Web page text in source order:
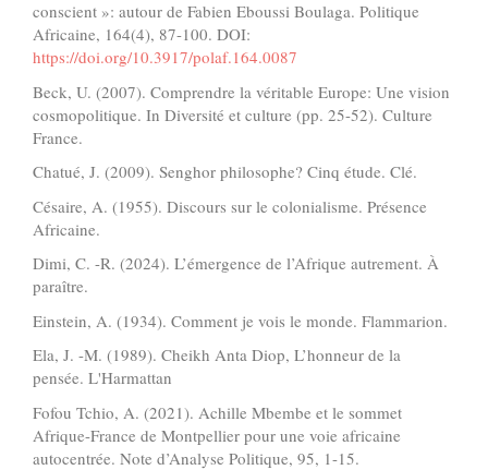
conscient »: autour de Fabien Eboussi Boulaga. Politique
Africaine, 164(4), 87-100. DOI:
https://doi.org/10.3917/polaf.164.0087
Beck, U. (2007). Comprendre la véritable Europe: Une vision
cosmopolitique. In Diversité et culture (pp. 25-52). Culture
France.
Chatué, J. (2009). Senghor philosophe? Cinq étude. Clé.
Césaire, A. (1955). Discours sur le colonialisme. Présence
Africaine.
Dimi, C. -R. (2024). L’émergence de l’Afrique autrement. À
paraître.
Einstein, A. (1934). Comment je vois le monde. Flammarion.
Ela, J. -M. (1989). Cheikh Anta Diop, L’honneur de la
pensée. L'Harmattan
Fofou Tchio, A. (2021). Achille Mbembe et le sommet
Afrique-France de Montpellier pour une voie africaine
autocentrée. Note d’Analyse Politique, 95, 1-15.